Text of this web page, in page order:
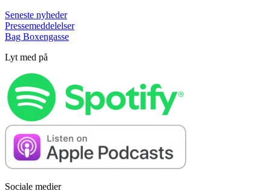
Seneste nyheder
Pressemeddelelser
Bag Boxengasse
Lyt med på
Sociale medier